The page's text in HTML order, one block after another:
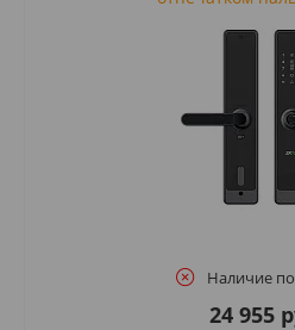
Наличие
24 955